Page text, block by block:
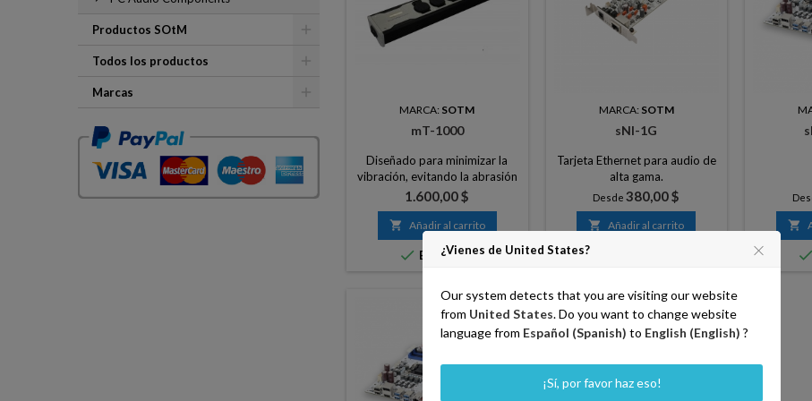
Productos SOtM
Todos los productos
Marcas
MARCA: SOTM
mT-1000
Diseñado para minimizar la
vibración, evitando la abrasión
a largo plazo.
Precio
1.600,00 $
 Añadir al carrito
 En stock
MARCA: SOTM
sNI-1G
Tarjeta Ethernet para audio de
alta gama.
DesdePrecio
380,00 $
 Añadir al carrito 

favorite_border favorite_border
¿Vienes de United States?
Our system detects that you are visiting our website
from United States. Do you want to change website
language from Español (Spanish) to English (English) ?
¡Sí, por favor haz eso!